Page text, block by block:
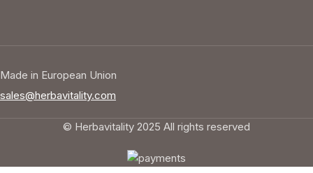
Made in European Union
sales@herbavitality.com
© Herbavitality 2025 All rights reserved